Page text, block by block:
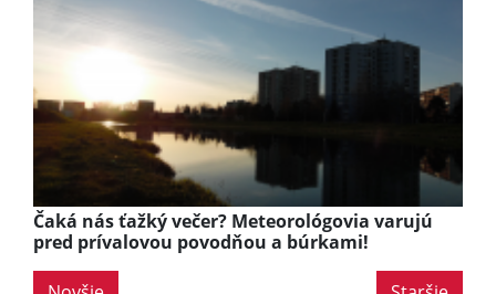
Čaká nás ťažký večer? Meteorológovia varujú
pred prívalovou povodňou a búrkami!